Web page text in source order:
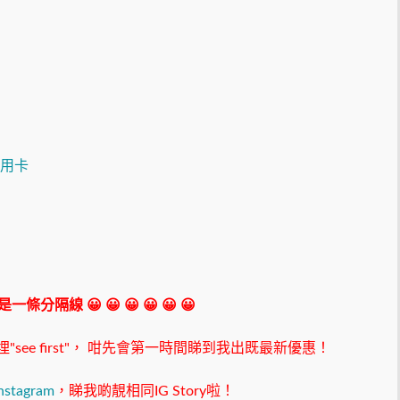
一條分隔線 😀 😀 😀 😀 😀 😀
"see first"， 咁先會第一時間睇到我出既最新優惠！
，睇我啲靚相同IG Story啦！